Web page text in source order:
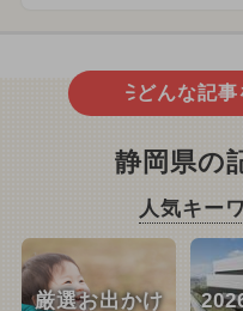
どんな記事
静岡県の
人気キー
厳選お出かけ